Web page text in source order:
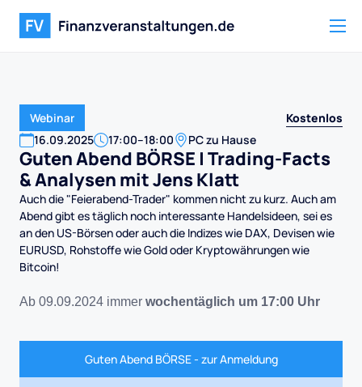
Webinar
Kostenlos
16.09.2025 17:00–18:00 PC zu Hause
Guten Abend BÖRSE | Trading-Facts
& Analysen mit Jens Klatt
Auch die "Feierabend-Trader" kommen nicht zu kurz. Auch am
Abend gibt es täglich noch interessante Handelsideen, sei es
an den US-Börsen oder auch die Indizes wie DAX, Devisen wie
EURUSD, Rohstoffe wie Gold oder Kryptowährungen wie
Bitcoin!
Ab 09.09.2024 immer wochentäglich um 17:00 Uhr
Guten Abend BÖRSE - zur Anmeldung